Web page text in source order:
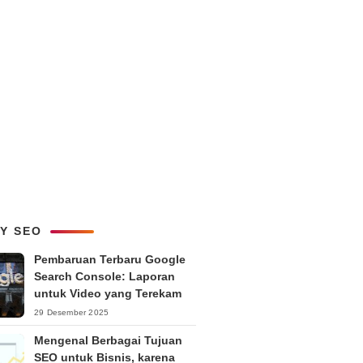
SEO
Pembaruan Terbaru Google
Search Console: Laporan
untuk Video yang Terekam
29 Desember 2025
Mengenal Berbagai Tujuan
SEO untuk Bisnis, karena